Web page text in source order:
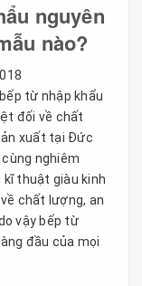
nguyên
nào?
từ nhập khẩu
đối về chất
xuất tại Đức
nghiêm
thuật giàu kinh
chất lượng, an
vậy bếp từ
đầu của mọi